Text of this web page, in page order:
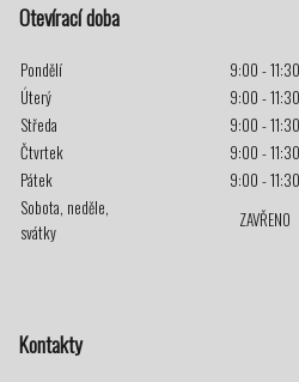
Otevírací doba
Pondělí 9:00 - 11:30
Úterý
9:00 - 11:30
Středa
9:00 - 11:30
Čtvrtek
9:00 - 11:30
Pátek
9:00 - 11:30
Sobota, neděle,
svátky
ZAVŘENO
Kontakty